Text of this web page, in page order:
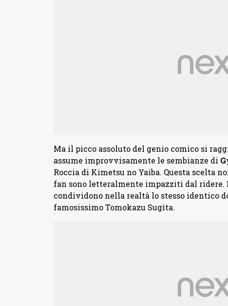
Ma il picco assoluto del genio comico si
assume improvvisamente le sembianze di
Roccia di Kimetsu no Yaiba. Questa scelta
fan sono letteralmente impazziti dal
condividono nella realtà lo stesso identico
famosissimo Tomokazu Sugita.